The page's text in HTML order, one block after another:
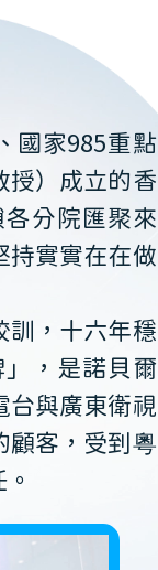
國家985重點
授）成立的香
分院匯聚來
持實實在在做
訓，十六年穩
，是諾貝爾
台與廣東衛視
顧客，受到粵